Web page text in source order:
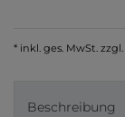
* inkl. ges. MwSt. zzgl.
Beschreibung